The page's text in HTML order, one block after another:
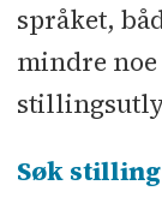
språket,
mindre
Søk stilling